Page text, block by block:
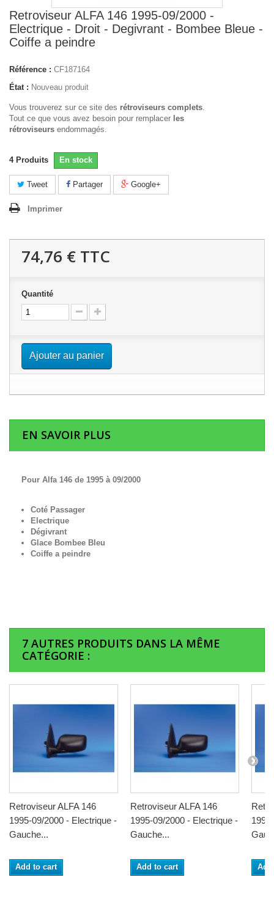
Retroviseur ALFA 146 1995-09/2000 -
Electrique - Droit - Degivrant - Bombee Bleue -
Coiffe a peindre
Référence : CF187164
État : Nouveau produit
Vous trouverez sur ce site des rétroviseurs complets.
Tout ce que vous avez besoin pour remplacer les
rétroviseurs endommagés.
4 Produits En stock
Tweet Partager Google+
Imprimer
74,76 € TTC
Quantité
Ajouter au panier
EN SAVOIR PLUS
Pour Alfa 146 de 1995 à 09/2000
Coté Passager
Electrique
Dégivrant
Glace Bombee Bleu
Coiffe a peindre
7 AUTRES PRODUITS DANS LA MÊME
CATÉGORIE :
Retroviseur ALFA 146
1995-09/2000 - Electrique -
Gauche...
Add to cart
Retroviseur ALFA 146
1995-09/2000 - Electrique -
Gauche...
Add to cart